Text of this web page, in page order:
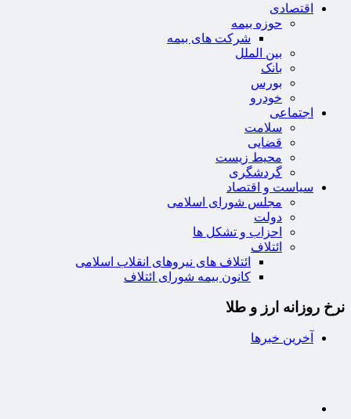
اقتصادی
حوزه بیمه
شرکت های بیمه
بین الملل
بانک
بورس
خودرو
اجتماعی
سلامت
قضایی
محیط زیست
گردشگری
سیاست و اقتصاد
مجلس شورای اسلامی
دولت
احزاب و تشکل ها
ائتلاف
ائتلاف های نیروهای انقلاب اسلامی
کانون بیمه شورای ائتلاف
نرخ روزانه ارز و طلا
آخرین خبرها